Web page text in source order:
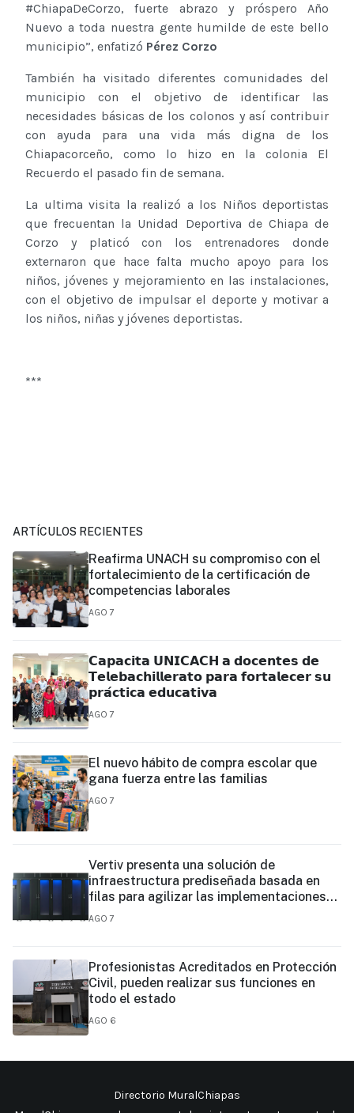
#ChiapaDeCorzo, fuerte abrazo y próspero Año
Nuevo a toda nuestra gente humilde de este bello
municipio”, enfatizó Pérez Corzo
También ha visitado diferentes comunidades del
municipio con el objetivo de identificar las
necesidades básicas de los colonos y así contribuir
con ayuda para una vida más digna de los
Chiapacorceño, como lo hizo en la colonia El
Recuerdo el pasado fin de semana.
La ultima visita la realizó a los Niños deportistas
que frecuentan la Unidad Deportiva de Chiapa de
Corzo y platicó con los entrenadores donde
externaron que hace falta mucho apoyo para los
niños, jóvenes y mejoramiento en las instalaciones,
con el objetivo de impulsar el deporte y motivar a
los niños, niñas y jóvenes deportistas.
***
ARTÍCULOS RECIENTES
Reafirma UNACH su compromiso con el
fortalecimiento de la certificación de
competencias laborales
AGO 7
𝗖𝗮𝗽𝗮𝗰𝗶𝘁𝗮 𝗨𝗡𝗜𝗖𝗔𝗖𝗛 𝗮 𝗱𝗼𝗰𝗲𝗻𝘁𝗲𝘀 𝗱𝗲
𝗧𝗲𝗹𝗲𝗯𝗮𝗰𝗵𝗶𝗹𝗹𝗲𝗿𝗮𝘁𝗼 𝗽𝗮𝗿𝗮 𝗳𝗼𝗿𝘁𝗮𝗹𝗲𝗰𝗲𝗿 𝘀𝘂
𝗽𝗿𝗮́𝗰𝘁𝗶𝗰𝗮 𝗲𝗱𝘂𝗰𝗮𝘁𝗶𝘃𝗮
AGO 7
El nuevo hábito de compra escolar que
gana fuerza entre las familias
AGO 7
Vertiv presenta una solución de
infraestructura prediseñada basada en
filas para agilizar las implementaciones
de centros de datos en el borde y de IA en
AGO 7
Profesionistas Acreditados en Protección
Civil, pueden realizar sus funciones en
todo el estado
AGO 6
Directorio MuralChiapas